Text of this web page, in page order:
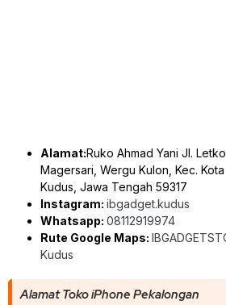
Alamat:Ruko Ahmad Yani Jl.
Magersari, Wergu Kulon, Kec.
Kudus, Jawa Tengah 59317
Instagram: ibgadget.kudus
Whatsapp: 08112919974
Rute Google Maps:
Kudus
Alamat Toko iPhone Pekalongan